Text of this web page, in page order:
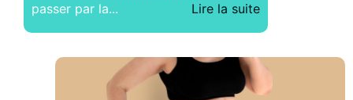
passer par la...
Lire la suite